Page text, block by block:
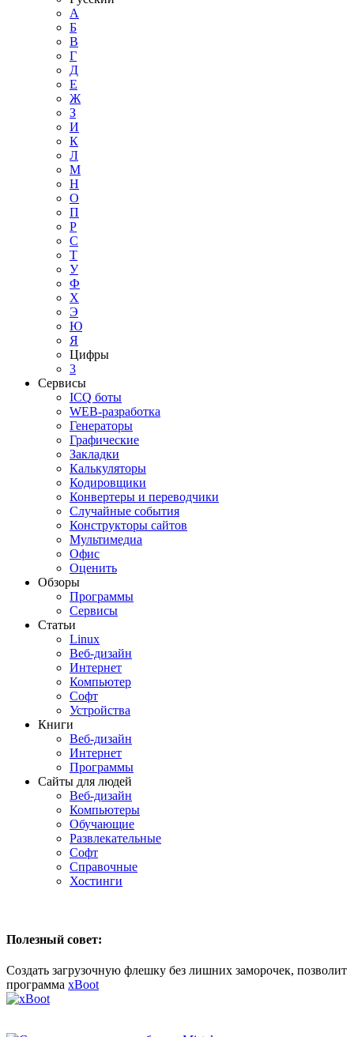
А
Б
В
Г
Д
Е
Ж
З
И
К
Л
М
Н
О
П
Р
С
Т
У
Ф
Х
Э
Ю
Я
Цифры
3
Сервисы
ICQ боты
WEB-разработка
Генераторы
Графические
Закладки
Калькуляторы
Кодировщики
Конвертеры и переводчики
Случайные события
Конструкторы сайтов
Мультимедиа
Офис
Оценить
Обзоры
Программы
Сервисы
Статьи
Linux
Веб-дизайн
Интернет
Компьютер
Софт
Устройства
Книги
Веб-дизайн
Интернет
Программы
Сайты для людей
Веб-дизайн
Компьютеры
Обучающие
Развлекательные
Софт
Справочные
Хостинги
Полезный совет:
Создать загрузочную флешку без лишних заморочек, позволит
программа xBoot